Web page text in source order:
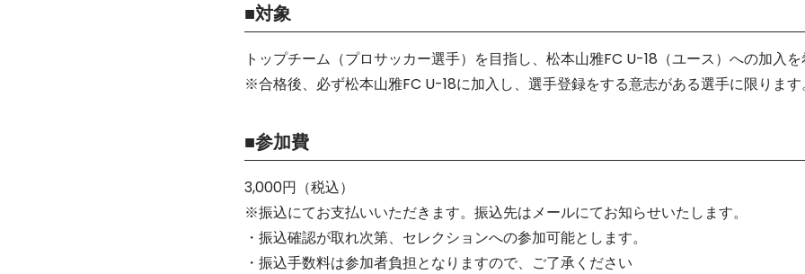
■対象
トップチーム（プロサッカー選手）を目指し、松本山雅FC U-18（ユース）への加入
※合格後、必ず松本山雅FC U-18に加入し、選手登録をする意志がある選手に限ります。
■参加費
3,000円（税込）
※振込にてお支払いいただきます。振込先はメールにてお知らせいたします。
・振込確認が取れ次第、セレクションへの参加可能とします。
・振込手数料は参加者負担となりますので、ご了承ください